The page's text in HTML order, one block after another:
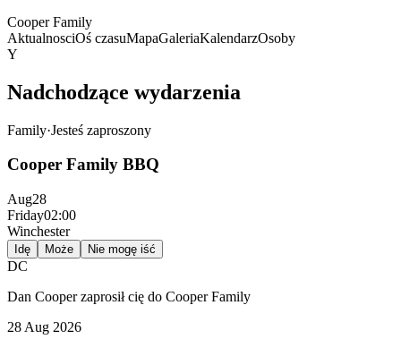
Cooper Family
AktualnosciOś czasuMapaGaleriaKalendarzOsoby
Y
Nadchodzące wydarzenia
Family·Jesteś zaproszony
Cooper Family BBQ
Aug28
Friday02:00
Winchester
Idę Może Nie mogę iść
DC
Dan Cooperzaprosił cię do Cooper Family
28 Aug 2026